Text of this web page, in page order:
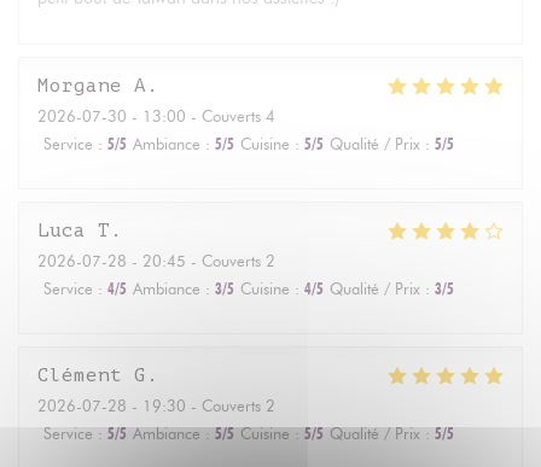
Morgane A
2026-07-30 - 13:00 - Couverts 4
Service : 5/5 Ambiance : 5/5 Cuisine : 5/5 Qualité / Prix : 5/5
Luca T
2026-07-28 - 20:45 - Couverts 2
Service : 4/5 Ambiance : 3/5 Cuisine : 4/5 Qualité / Prix : 3/5
Clément G
2026-07-28 - 19:30 - Couverts 2
Service: 5/5 Ambiance: 5/5 Cuisine: 5/5 Qualité / Prix: 5/5